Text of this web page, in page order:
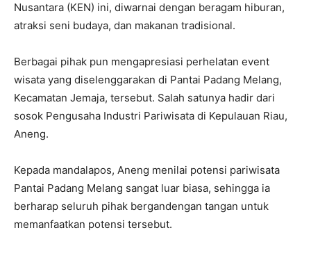
Nusantara (KEN) ini, diwarnai dengan beragam hiburan,
atraksi seni budaya, dan makanan tradisional.
Berbagai pihak pun mengapresiasi perhelatan event
wisata yang diselenggarakan di Pantai Padang Melang,
Kecamatan Jemaja, tersebut. Salah satunya hadir dari
sosok Pengusaha Industri Pariwisata di Kepulauan Riau,
Aneng.
Kepada mandalapos, Aneng menilai potensi pariwisata
Pantai Padang Melang sangat luar biasa, sehingga ia
berharap seluruh pihak bergandengan tangan untuk
memanfaatkan potensi tersebut.